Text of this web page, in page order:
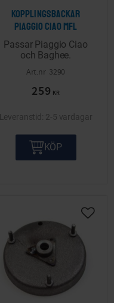
Kopplingsbackar
Piaggio Ciao mfl
Passar Piaggio Ciao
och Baghee.
3290
259 KR
2-5 vardagar
KÖP
Lägg